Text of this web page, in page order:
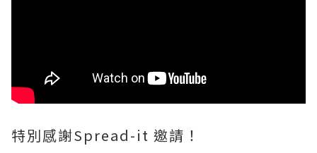
特別感謝Spread-it 邀請！